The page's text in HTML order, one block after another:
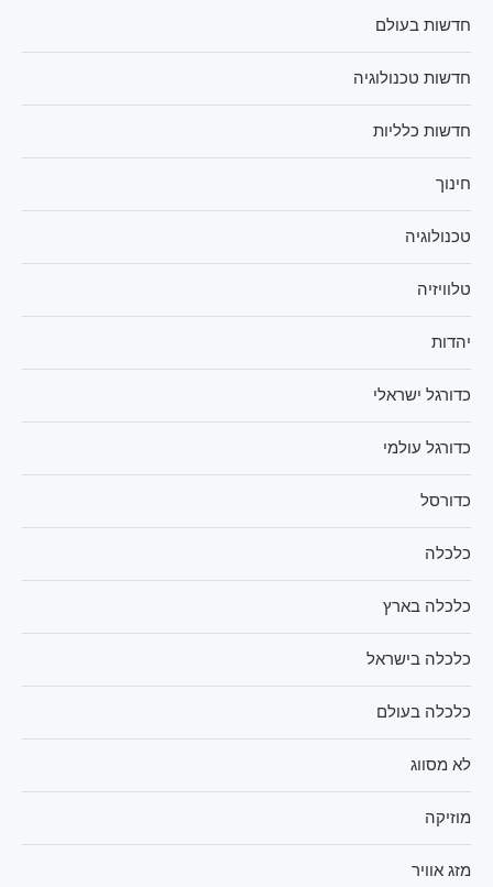
חדשות בעולם
חדשות טכנולוגיה
חדשות כלליות
חינוך
טכנולוגיה
טלוויזיה
יהדות
כדורגל ישראלי
כדורגל עולמי
כדורסל
כלכלה
כלכלה בארץ
כלכלה בישראל
כלכלה בעולם
לא מסווג
מוזיקה
מזג אוויר